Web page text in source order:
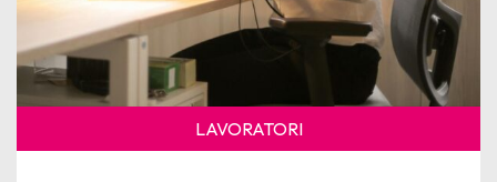
LAVORATORI